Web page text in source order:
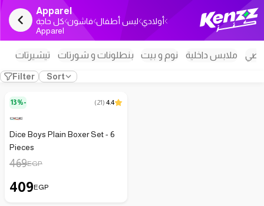
Apparel
كل حاجة فاشون لبس أطفال أولادي
Apparel
تيشيرتات بنطلونات و شورتات نوم و بيت ملابس داخلية
Filter Sort
13%- (21) 4.4
Dice Boys Plain Boxer Set - 6
Pieces
469EGP
409EGP